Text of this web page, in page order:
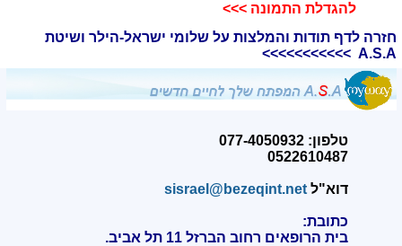
חזרה לדף תודות והמלצות על שלומי ישראל-הילר ושיטת
A.S.A >>>>>>>>>>>
להגדלת התמונה >>>​
טלפון: 077-4050932
0522610487
דוא"לsisrael@bezeqint.net
כתובת:
בית הרופאים רחוב הברזל 11 תל אביב.